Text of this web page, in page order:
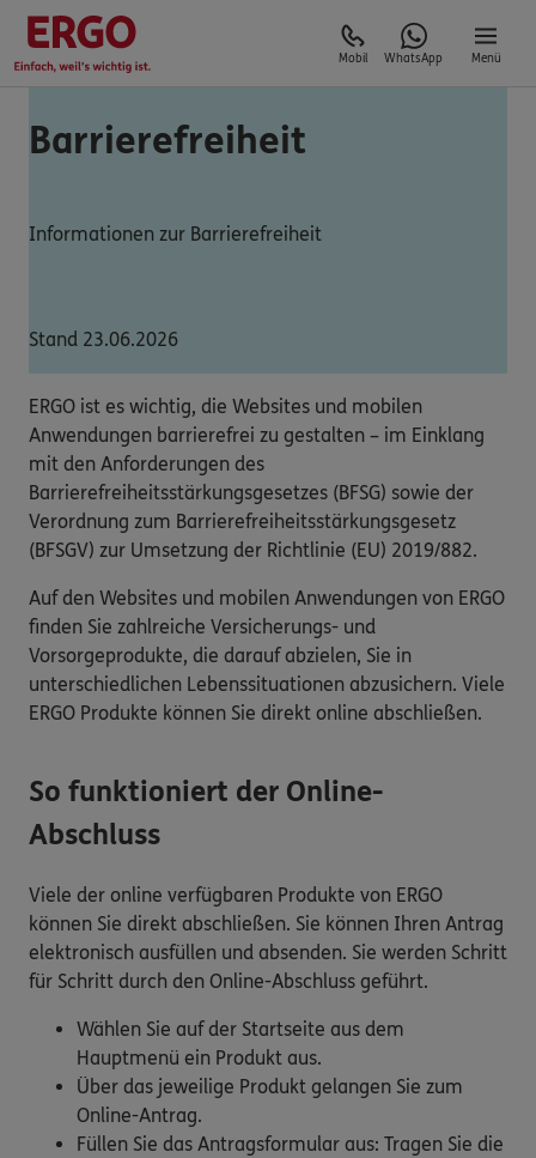
Mobil WhatsApp Menü
Barrierefreiheit
Informationen zur Barrierefreiheit
Stand 23.06.2026
ERGO ist es wichtig, die Websites und mobilen
Anwendungen barrierefrei zu gestalten – im Einklang
mit den Anforderungen des
Barrierefreiheitsstärkungsgesetzes (BFSG) sowie der
Verordnung zum Barrierefreiheitsstärkungsgesetz
(BFSGV) zur Umsetzung der Richtlinie (EU) 2019/882.
Auf den Websites und mobilen Anwendungen von ERGO
finden Sie zahlreiche Versicherungs- und
Vorsorgeprodukte, die darauf abzielen, Sie in
unterschiedlichen Lebenssituationen abzusichern. Viele
ERGO Produkte können Sie direkt online abschließen.
So funktioniert der Online-
Abschluss
Viele der online verfügbaren Produkte von ERGO
können Sie direkt abschließen. Sie können Ihren Antrag
elektronisch ausfüllen und absenden. Sie werden Schritt
für Schritt durch den Online-Abschluss geführt.
Wählen Sie auf der Startseite aus dem
Hauptmenü ein Produkt aus.
Über das jeweilige Produkt gelangen Sie zum
Online-Antrag.
Füllen Sie das Antragsformular aus: Tragen Sie die